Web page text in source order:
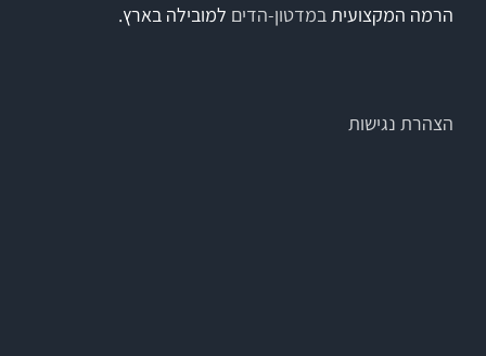
הרמה המקצועית במדטון-הדים למובילה בארץ.
הצהרת נגישות